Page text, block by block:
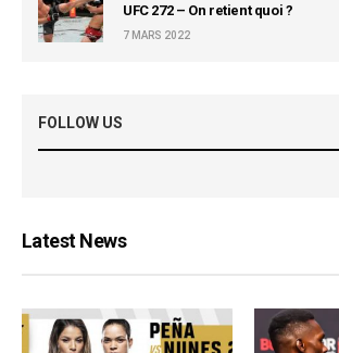
UFC 272 – On retient quoi ?
7 MARS 2022
FOLLOW US
Latest News